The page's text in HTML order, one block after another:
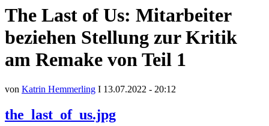
The Last of Us: Mitarbeiter
beziehen Stellung zur Kritik
am Remake von Teil 1
von Katrin Hemmerling I 13.07.2022 - 20:12
the_last_of_us.jpg